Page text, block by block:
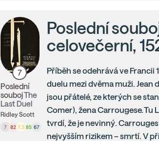
7
Poslední
soubojThe
Last Duel
Ridley Scott
7 82 7.3 85 67
Poslední
celovečerní,
Příběh se odehrává ve
duelu mezi dvěma muži. Jean
jsou přátelé, ze kterých se
Comer), žena Carrougese. Tu
tvrdí, že je nevinný.
nejvyšším rizikem – smrtí. V